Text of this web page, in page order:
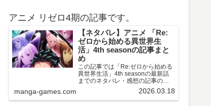
アニメ リゼロ4期の記事です。
【ネタバレ】アニメ 「Re:
ゼロから始める異世界生
活」4th seasonの記事まと
め
この記事では「Re:ゼロから始める
異世界生活」4th seasonの最新話
までのネタバレ・感想の記事のリ
ンクや、情報などをまとめていま
す。アニメ 「Re:ゼロから始める異
世界生活」4th season 第67～77話
manga-games.com 2026.03.18